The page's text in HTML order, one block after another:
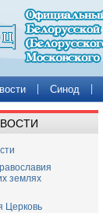
Синод
землях
Церковь